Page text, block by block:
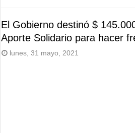
El Gobierno destinó $
Aporte Solidario para hacer
lunes, 31 mayo, 2021